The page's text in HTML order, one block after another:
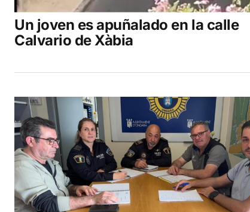
Un joven es apuñalado en la calle
Calvario de Xàbia